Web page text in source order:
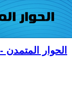
الحوار المتمدن